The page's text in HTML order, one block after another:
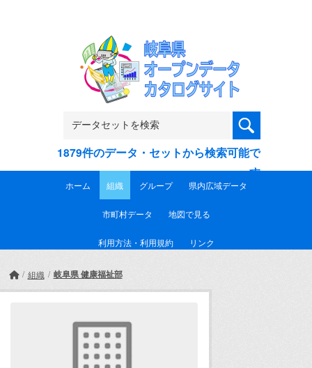
1879件のデータ・セットから検索可能で
す
ホーム 組織 グループ 県内広域データ
市町村データ 地図で見る
利用方法・利用規約 リンク
組織 岐阜県 健康福祉部